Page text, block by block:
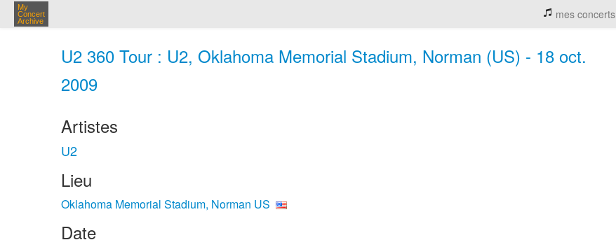
My
Concert
Archive
mes concerts
U2 360 Tour : U2, Oklahoma Memorial Stadium, Norman (US) - 18 oct.
2009
Artistes
U2
Lieu
Oklahoma Memorial Stadium, Norman US
Date